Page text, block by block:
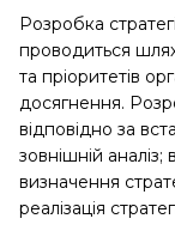
Розробка
проводиться
та пріоритетів
досягнення.
відповідно за
зовнішній аналіз;
визначення
реалізація